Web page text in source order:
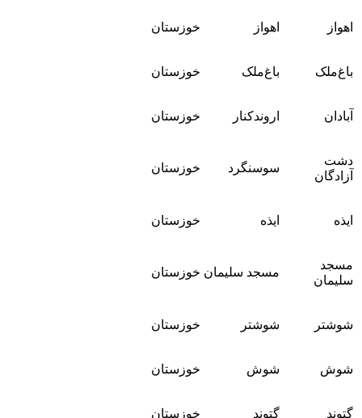
اهواز اهواز خوزستان
باغ‌ملک باغ‌ملک خوزستان
آبادان اروندکنار خوزستان
دشت
آزادگان
سوسنگرد خوزستان
ایذه ایذه خوزستان
مسجد
سلیمان
مسجد سلیمان خوزستان
شوشتر شوشتر خوزستان
شوش شوش خوزستان
گتوند گتوند خوزستان